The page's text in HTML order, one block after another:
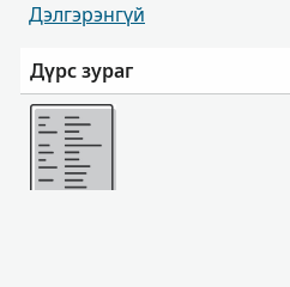
Дэлгэрэнгүй
Дүрс зураг
Нэмэх